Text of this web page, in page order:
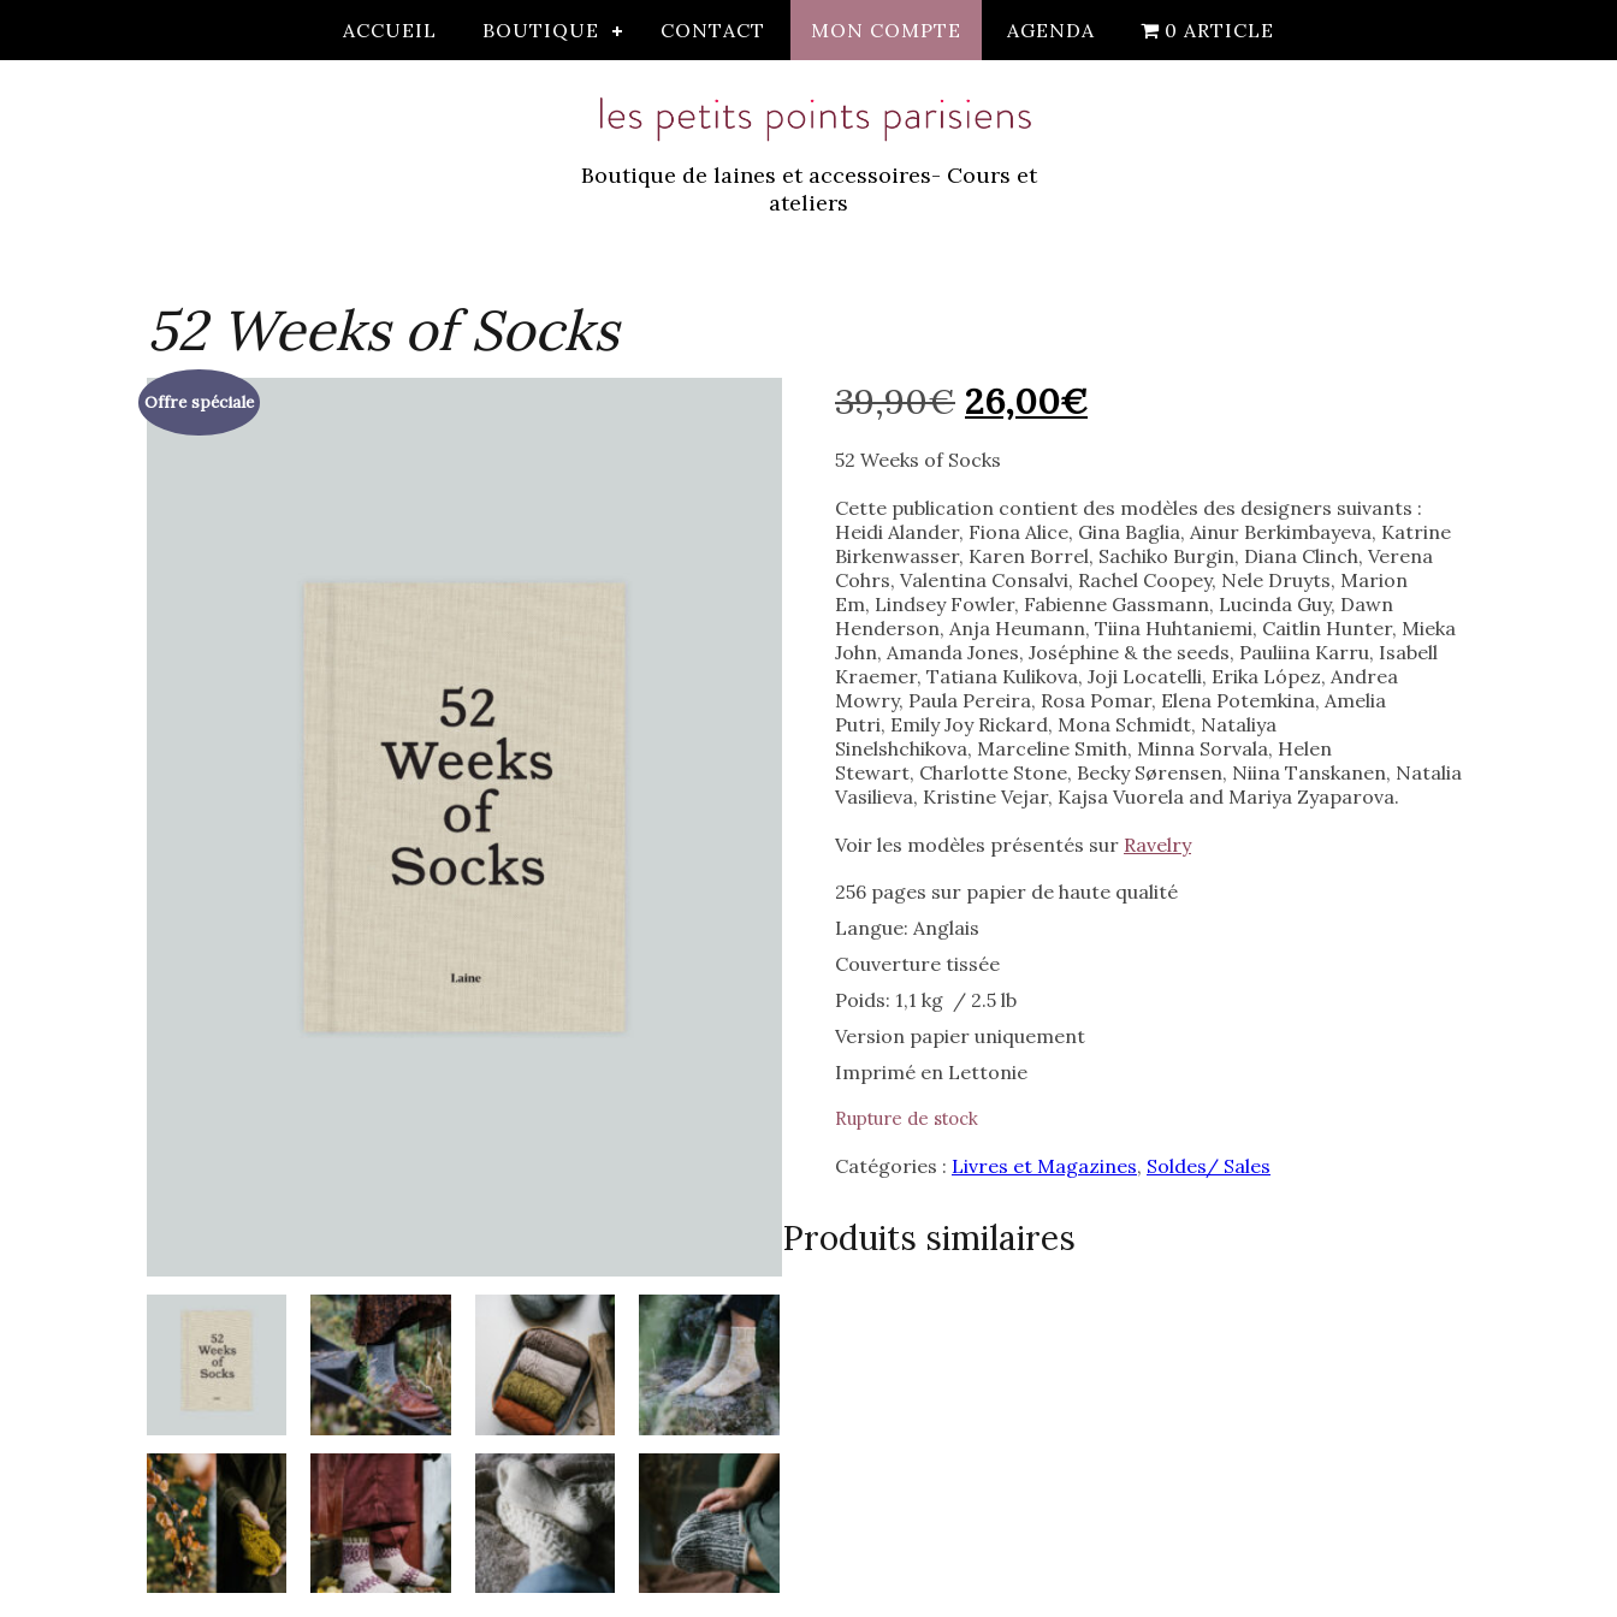
ACCUEIL BOUTIQUE CONTACT MON COMPTE AGENDA 0 ARTICLE
Boutique de laines et accessoires- Cours et
ateliers
52 Weeks of Socks
Offre spéciale 39,90€ Le
prix
initial
était :
39,90€.
26,00€Le
actuel
est :
26,00€.
52 Weeks of Socks
Cette publication contient des modèles des designers suivants :
Heidi Alander, Fiona Alice, Gina Baglia, Ainur Berkimbayeva, Katrine
Birkenwasser, Karen Borrel, Sachiko Burgin, Diana Clinch, Verena
Cohrs, Valentina Consalvi, Rachel Coopey, Nele Druyts, Marion
Em, Lindsey Fowler, Fabienne Gassmann, Lucinda Guy, Dawn
Henderson, Anja Heumann, Tiina Huhtaniemi, Caitlin Hunter, Mieka
John, Amanda Jones, Joséphine & the seeds, Pauliina Karru, Isabell
Kraemer, Tatiana Kulikova, Joji Locatelli, Erika López, Andrea
Mowry, Paula Pereira, Rosa Pomar, Elena Potemkina, Amelia
Putri, Emily Joy Rickard, Mona Schmidt, Nataliya
Sinelshchikova, Marceline Smith, Minna Sorvala, Helen
Stewart, Charlotte Stone, Becky Sørensen, Niina Tanskanen, Natalia
Vasilieva, Kristine Vejar, Kajsa Vuorela and Mariya Zyaparova.
Voir les modèles présentés sur Ravelry
256 pages sur papier de haute qualité
Langue: Anglais
Couverture tissée
Poids: 1,1 kg / 2.5 lb
Version papier uniquement
Imprimé en Lettonie
Rupture de stock
Catégories : Livres et Magazines, Soldes/ Sales
Produits similaires